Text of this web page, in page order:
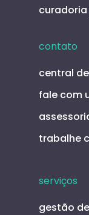
contato
central
fale com
trabalhe
serviços
gestão